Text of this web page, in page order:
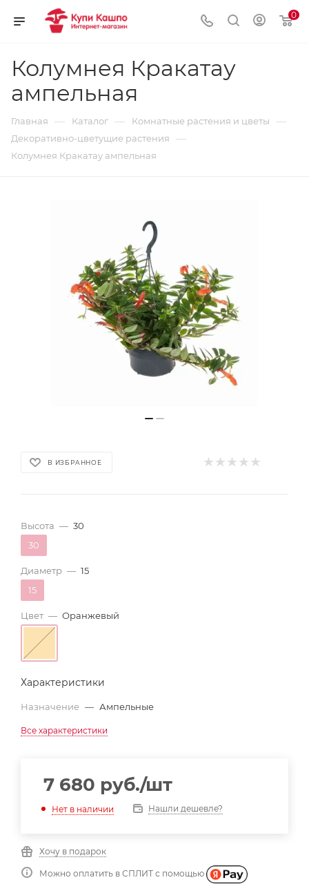
0
Колумнея Кракатау
ампельная
Главная — Каталог — Комнатные растения и цветы —
Декоративно-цветущие растения —
Колумнея Кракатау ампельная
В ИЗБРАННОЕ
Высота — 30
30
Диаметр — 15
15
Цвет — Оранжевый
Характеристики
Назначение — Ампельные
Все характеристики
7 680 руб./шт
Нет в наличии Нашли дешевле?
Хочу в подарок
Можно оплатить в СПЛИТ с помощью